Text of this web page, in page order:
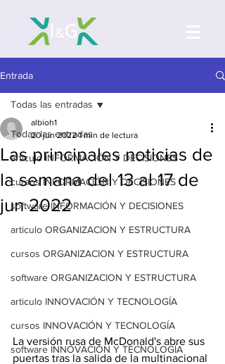
Entrada
Todas las entradas
articulo INFORMACIÓN Y DECISIONES
cursos INFORMACIÓN Y DECISIONES
software INFORMACIÓN Y DECISIONES
articulo ORGANIZACION Y ESTRUCTURA
cursos ORGANIZACION Y ESTRUCTURA
software ORGANIZACION Y ESTRUCTURA
articulo INNOVACIÓN Y TECNOLOGÍA
cursos INNOVACIÓN Y TECNOLOGÍA
software INNOVACIÓN Y TECNOLOGÍA
Todas las entradas
Las principales noticias de
la semana del 13 al 17 de
jun 2022
albioh1
20 jun 2022 1 min de lectura
La versión rusa de McDonald's abre sus
puertas tras la salida de la multinacional